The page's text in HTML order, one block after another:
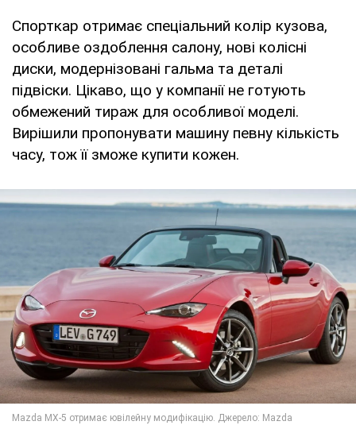
Спорткар отримає спеціальний колір кузова,
особливе оздоблення салону, нові колісні
диски, модернізовані гальма та деталі
підвіски. Цікаво, що у компанії не готують
обмежений тираж для особливої моделі.
Вирішили пропонувати машину певну кількість
часу, тож її зможе купити кожен.